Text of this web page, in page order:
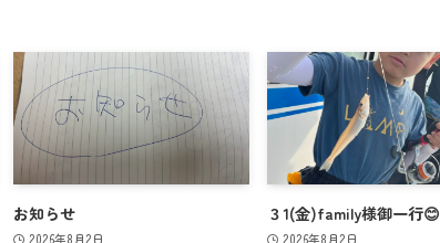
お知らせ
2026年8月2日
３1(金)family様御一行😊
2026年8月2日